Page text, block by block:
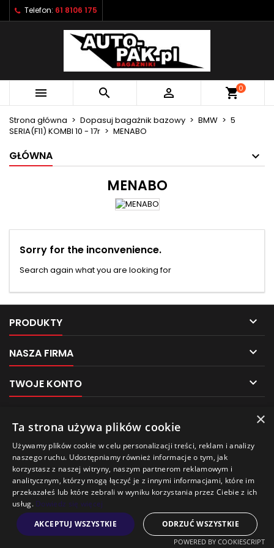
Telefon: 61 8106 175
   shopping_cart0
Strona główna Dopasuj bagażnik bazowy BMW
5
SERIA(F11) KOMBI 10 - 17r
MENABO
GŁÓWNA
MENABO
Sorry for the inconvenience.
Search again what you are looking for
PRODUKTY 
NASZA FIRMA 
TWOJE KONTO 

Moje listy życzeń ×
Utwórz nową listę
((modalTitle)) ×
((confirmMessage))
((cancelText)) ((modalDeleteText))
Utwórz listę życzeń ×
Nazwa listy życzeń
Anuluj Utwórz listę życzeń
Zaloguj się ×
Musisz być zalogowany by zapisać produkty na
swojej liście życzeń.
Anuluj Zaloguj się
Pliki cookies
Ten sklep używa plików cookie w celu poprawy
jakości przeglądania.
Aby uzyskać więcej informacji, zobacz naszą
Politykę prywatności.
Wychodzę Akceptuję
NEWSLETTER
© Copyright 2026 AUTO PAK BAGAŻNIKI-POZNAŃ. All Rights Reserved.
×
Ta strona używa plików cookie
Używamy plików cookie w celu personalizacji treści, reklam i analizy
naszego ruchu. Udostępniamy również informacje o tym, jak
korzystasz z naszej witryny, naszym partnerom reklamowym i
analitycznym, którzy mogą łączyć je z innymi informacjami, które im
przekazałeś lub które zebrali w wyniku korzystania przez Ciebie z ich
usług. Dowiedz się więcej
AKCEPTUJ WSZYSTKIE
ODRZUĆ WSZYSTKIE
POWERED BY COOKIESCRIPT